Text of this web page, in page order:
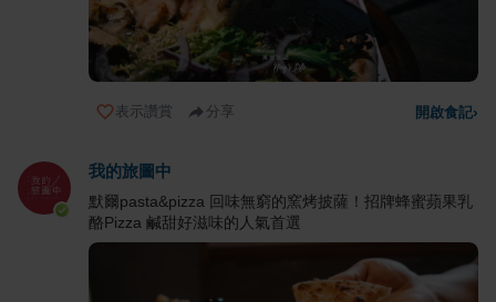
表示讚賞 分享 開啟食記›
我的旅圖中
默爾pasta&pizza 回味無窮的窯烤披薩！招牌蜂蜜蘋果乳
酪Pizza 鹹甜好滋味的人氣首選